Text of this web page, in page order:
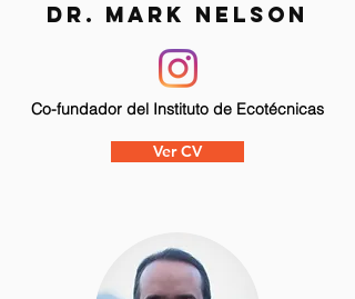
Dr. mark nelson
Co-fundador del Instituto de Ecotécnicas
Ver CV